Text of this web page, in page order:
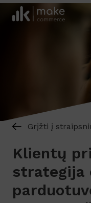
Grįžti į
Klientų
strategija